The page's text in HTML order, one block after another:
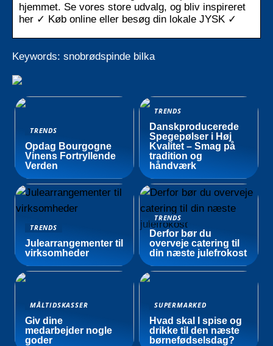
hjemmet. Se vores store udvalg, og bliv inspireret
her ✓ Køb online eller besøg din lokale JYSK ✓
Keywords: snobrødspinde bilka
TRENDS
Opdag Bourgogne
Vinens Fortryllende
Verden
TRENDS
Danskproducerede
Spegepølser i Høj
Kvalitet – Smag på
tradition og
håndværk
TRENDS
Julearrangementer til
virksomheder
TRENDS
Derfor bør du
overveje catering til
din næste julefrokost
MÅLTIDSKASSER
Giv dine
medarbejder nogle
goder
SUPERMARKED
Hvad skal I spise og
drikke til den næste
børnefødselsdag?